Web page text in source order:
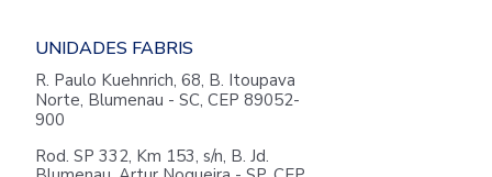
UNIDADES FABRIS
R. Paulo Kuehnrich, 68, B. Itoupava
Norte, Blumenau - SC, CEP 89052-
900
Rod. SP 332, Km 153, s/n, B. Jd.